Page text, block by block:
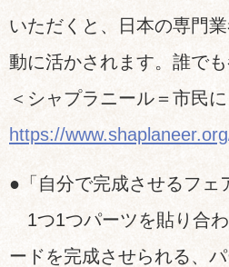
いただくと、日本の専門
動に活かされます。誰で
＜シャプラニール＝市民
https://
●「自分で完成させるフェ
1つ1つパーツを貼り合
ードを完成させられる、